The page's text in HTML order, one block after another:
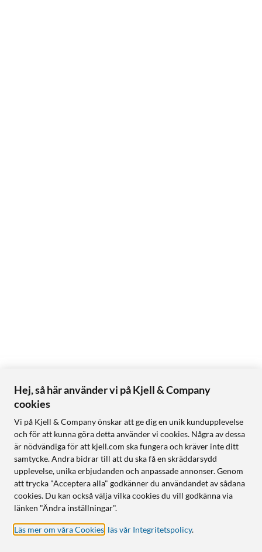
Hej, så här använder vi på Kjell & Company
cookies
Vi på Kjell & Company önskar att ge dig en unik kundupplevelse
och för att kunna göra detta använder vi cookies. Några av dessa
är nödvändiga för att kjell.com ska fungera och kräver inte ditt
samtycke. Andra bidrar till att du ska få en skräddarsydd
upplevelse, unika erbjudanden och anpassade annonser. Genom
att trycka "Acceptera alla" godkänner du användandet av sådana
cookies. Du kan också välja vilka cookies du vill godkänna via
länken "Ändra inställningar".
Läs mer om våra Cookies läs vår Integritetspolicy.